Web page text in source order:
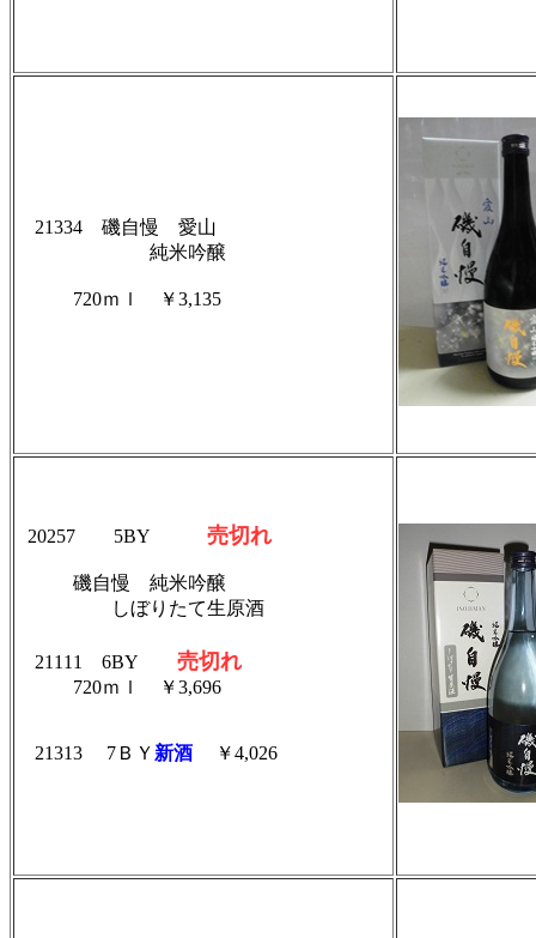
21334 磯自慢 愛山
純米吟醸
720ｍｌ ￥3,135
20257 5BY 売切れ
磯自慢 純米吟醸
しぼりたて生原酒
21111 6BY 売切れ
720ｍｌ ￥3,696
21313 7ＢＹ 新酒 ￥4,026